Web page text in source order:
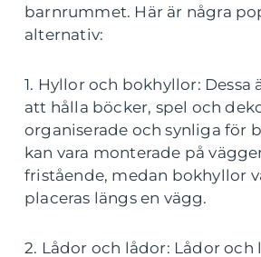
barnrummet. Här är några
alternativ:
1. Hyllor och bokhyllor:
att hålla böcker, spel och
organiserade och synliga för
kan vara monterade på
fristående, medan bokhyllor
placeras längs en vägg.
2. Lådor och lådor: Lådor och